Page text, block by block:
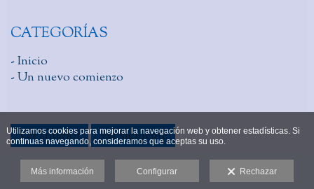
CATEGORÍAS
- Inicio
- Un nuevo comienzo
Ver anterior Ver siguiente
Utilizamos cookies para mejorar la navegación web y obtener estadísticas. Si
continuas navegando, consideramos que aceptas su uso.
Más información Configurar Rechazar